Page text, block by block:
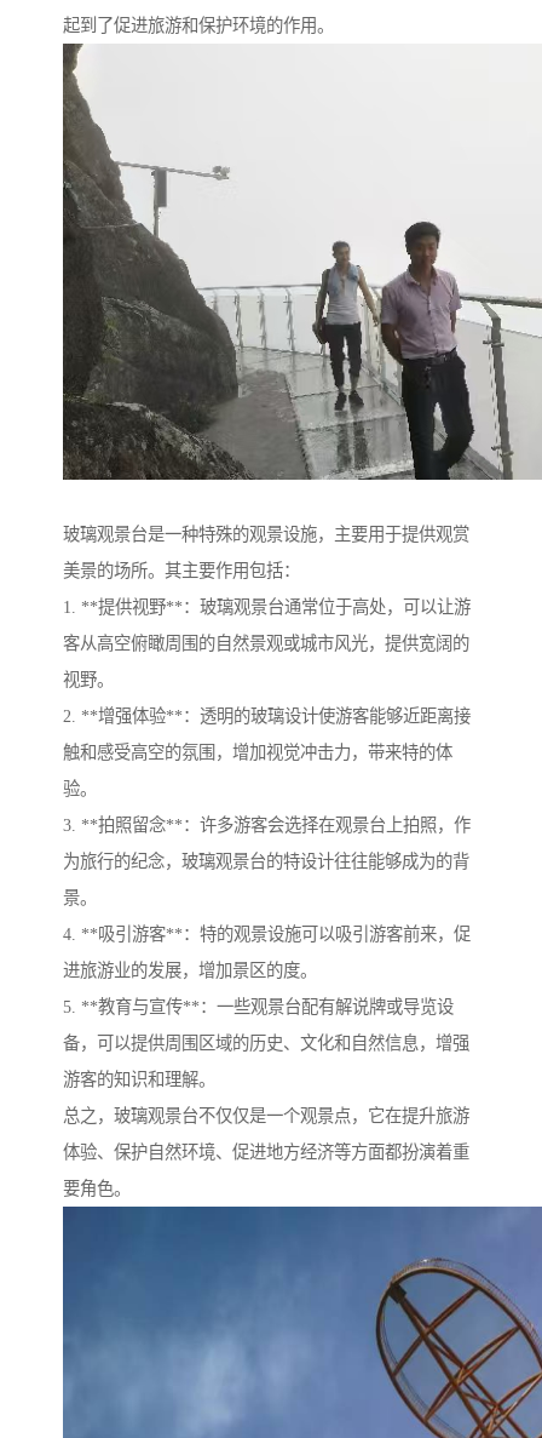
起到了促进旅游和保护环境的作用。
玻璃观景台是一种特殊的观景设施，主要用于提供观赏
美景的场所。其主要作用包括：
1. **提供视野**：玻璃观景台通常位于高处，可以让游
客从高空俯瞰周围的自然景观或城市风光，提供宽阔的
视野。
2. **增强体验**：透明的玻璃设计使游客能够近距离接
触和感受高空的氛围，增加视觉冲击力，带来特的体
验。
3. **拍照留念**：许多游客会选择在观景台上拍照，作
为旅行的纪念，玻璃观景台的特设计往往能够成为的背
景。
4. **吸引游客**：特的观景设施可以吸引游客前来，促
进旅游业的发展，增加景区的度。
5. **教育与宣传**：一些观景台配有解说牌或导览设
备，可以提供周围区域的历史、文化和自然信息，增强
游客的知识和理解。
总之，玻璃观景台不仅仅是一个观景点，它在提升旅游
体验、保护自然环境、促进地方经济等方面都扮演着重
要角色。